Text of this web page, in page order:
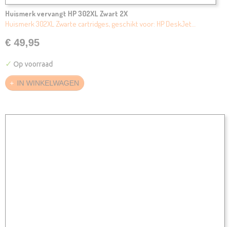
Huismerk vervangt HP 302XL Zwart 2X
Huismerk 302XL Zwarte cartridges, geschikt voor: HP DeskJet…
€ 49,95
✓ Op voorraad
IN WINKELWAGEN